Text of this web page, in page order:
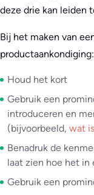
deze drie kan leiden
Bij het maken van
productaankondiging:
Houd het kort
Gebruik een
introduceren en
(bijvoorbeeld, wat
Benadruk de
laat zien hoe het
Gebruik een